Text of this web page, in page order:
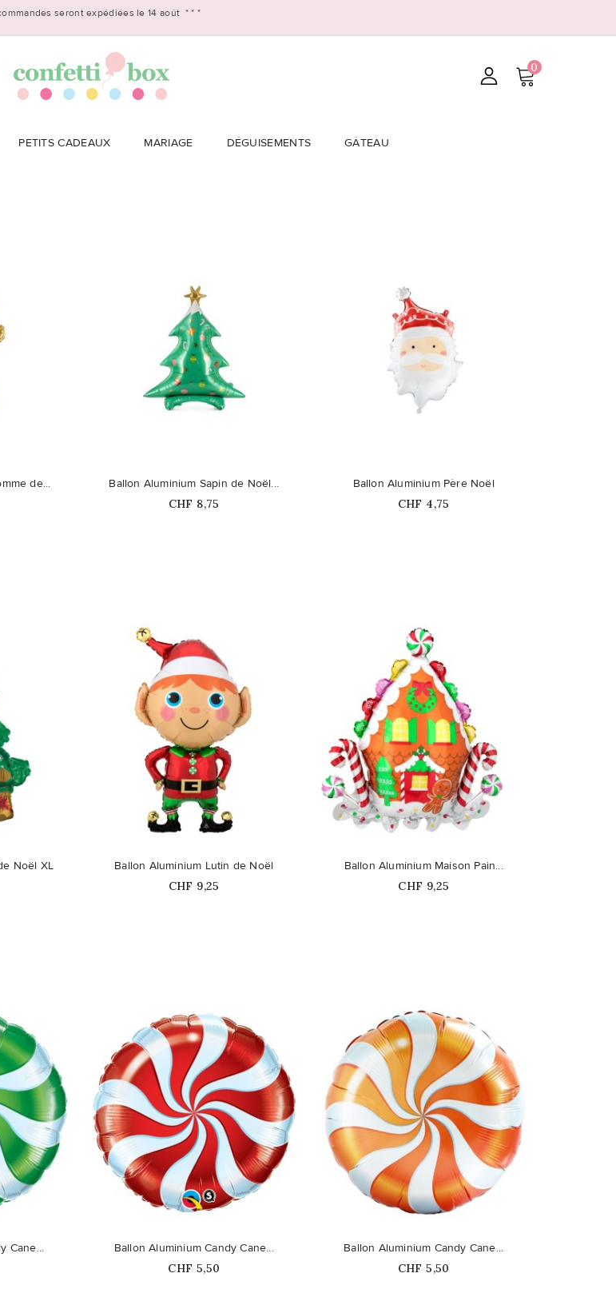
seront expédiées le 14 août * * *
0
PETITS CADEAUX MARIAGE DÉGUISEMENTS GÂTEAU
de...
Ballon Aluminium Sapin de Noël...
Prix
CHF 8,75
Ballon Aluminium Père Noël
Prix
CHF 4,75
Noël XL
Ballon Aluminium Lutin de Noël
Prix
CHF 9,25
favorite_border
Ballon Aluminium Maison Pain...
Prix
CHF 9,25
Cane...
Ballon Aluminium Candy Cane...
Prix
CHF 5,50
Ballon Aluminium Candy Cane...
Prix
CHF 5,50